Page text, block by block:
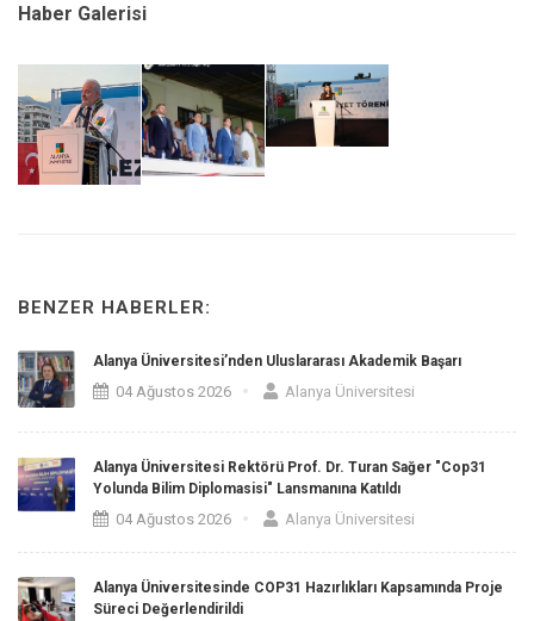
Haber Galerisi
BENZER HABERLER:
Alanya Üniversitesi’nden Uluslararası Akademik Başarı
04 Ağustos 2026 Alanya Üniversitesi
Alanya Üniversitesi Rektörü Prof. Dr. Turan Sağer "Cop31
Yolunda Bilim Diplomasisi" Lansmanına Katıldı
04 Ağustos 2026 Alanya Üniversitesi
Alanya Üniversitesinde COP31 Hazırlıkları Kapsamında Proje
Süreci Değerlendirildi